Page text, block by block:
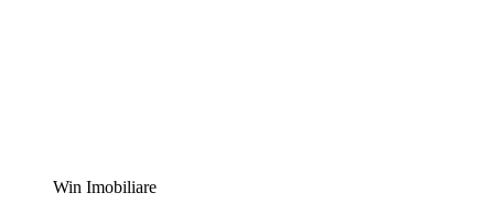
Win Imobiliare